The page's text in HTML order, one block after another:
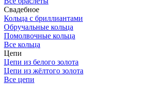
Свадебное
Кольца с бриллиантами
Обручальные кольца
Помолвочные кольца
Все кольца
Цепи
Цепи из белого золота
Цепи из жёлтого золота
Все цепи